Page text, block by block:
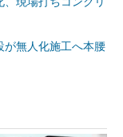
が無人化施工へ本腰